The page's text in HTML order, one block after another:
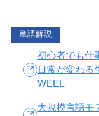
単語解説
初心者でも仕
日常が変わる
WEEL
大規模言語モ